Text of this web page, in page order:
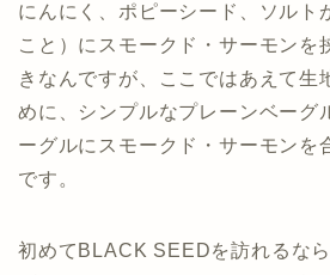
にんにく、ポピーシード、ソルト
こと）にスモークド・サーモンを
きなんですが、ここではあえて生
めに、シンプルなプレーンベーグ
ーグルにスモークド・サーモンを
です。
初めてBLACK SEEDを訪れるな